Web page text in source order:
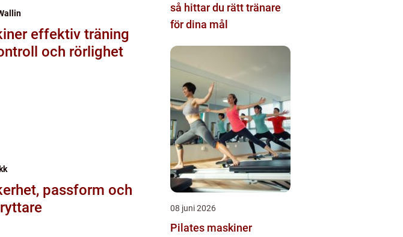
träning
och rörlighet
så hittar du rätt tränare
för dina mål
08 juni 2026
Pilates maskiner